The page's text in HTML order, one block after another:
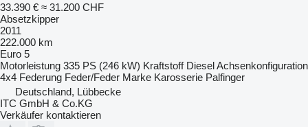
33.390 € ≈ 31.200 CHF
Absetzkipper
2011
222.000 km
Euro 5
Motorleistung 335 PS (246 kW) Kraftstoff DieselAchsenkonfiguration
4x4 Federung Feder/Feder Marke Karosserie Palfinger
Deutschland, Lübbecke
ITC GmbH & Co.KG
Verkäufer kontaktieren